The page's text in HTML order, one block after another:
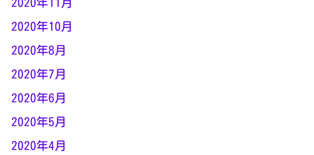
2020年11月
2020年10月
2020年8月
2020年7月
2020年6月
2020年5月
2020年4月